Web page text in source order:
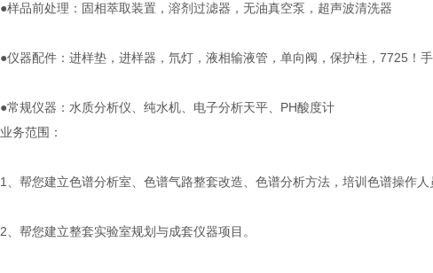
●样品前处理：固相萃取装置，溶剂过滤器，无油真空泵，超声波清洗器
●仪器配件：进样垫，进样器，氘灯，液相输液管，单向阀，保护柱，7725！
●常规仪器：水质分析仪、纯水机、电子分析天平、PH酸度计
业务范围：
1、帮您建立色谱分析室、色谱气路整套改造、色谱分析方法，培训色谱操作人
2、帮您建立整套实验室规划与成套仪器项目。